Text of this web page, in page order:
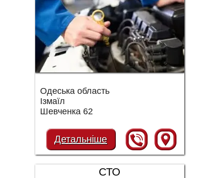
Одеська область
Ізмаїл
Шевченка 62
Детальніше
СТО